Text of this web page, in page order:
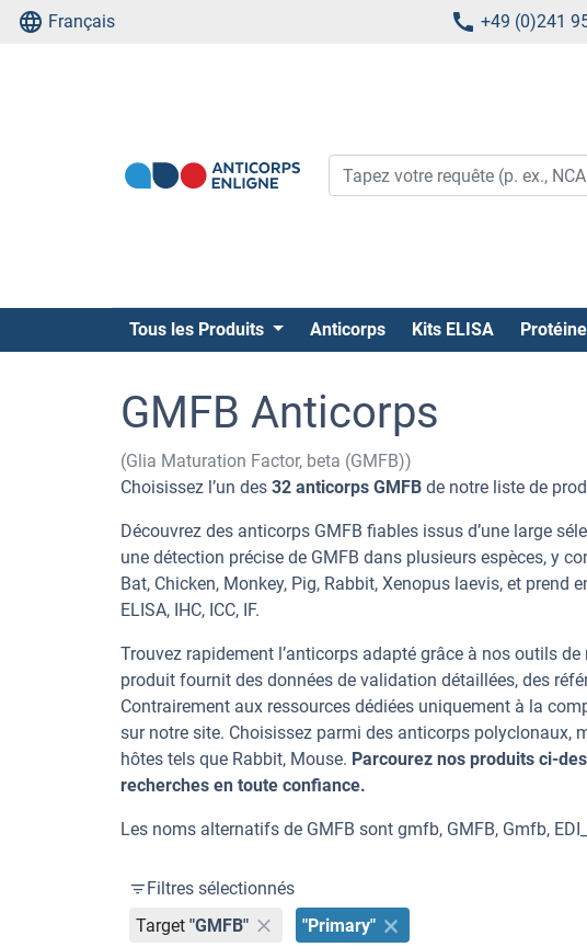
Français +49 (0)241
Tous les Produits Anticorps Kits ELISA
GMFB Anticorps
(Glia Maturation Factor, beta (GMFB))
Choisissez l’un des 32 anticorps GMFB de notre liste de
Découvrez des anticorps GMFB fiables issus d’une large
une détection précise de GMFB dans plusieurs espèces, y
Bat, Chicken, Monkey, Pig, Rabbit, Xenopus laevis, et
ELISA, IHC, ICC, IF.
Trouvez rapidement l’anticorps adapté grâce à nos outils
produit fournit des données de validation détaillées, des
Contrairement aux ressources dédiées uniquement à la
sur notre site. Choisissez parmi des anticorps
hôtes tels que Rabbit, Mouse. Parcourez nos produits ci-
recherches en toute confiance.
Les noms alternatifs de GMFB sont gmfb, GMFB, Gmfb,
Filtres sélectionnés
Target "GMFB" "Primary"